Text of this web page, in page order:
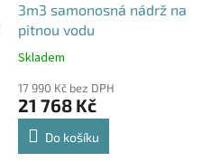
3m3 samonosná nádrž na
pitnou vodu
Průměrné
produktu
je
5,0
Skladem
17 990 Kč bez DPH
21 768 Kč
Do košíku